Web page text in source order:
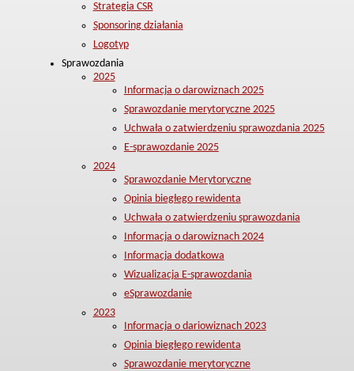
Strategia CSR
Sponsoring działania
Logotyp
Sprawozdania
2025
Informacja o darowiznach 2025
Sprawozdanie merytoryczne 2025
Uchwała o zatwierdzeniu sprawozdania 2025
E-sprawozdanie 2025
2024
Sprawozdanie Merytoryczne
Opinia biegłego rewidenta
Uchwała o zatwierdzeniu sprawozdania
Informacja o darowiznach 2024
Informacja dodatkowa
Wizualizacja E-sprawozdania
eSprawozdanie
2023
Informacja o dariowiznach 2023
Opinia biegłego rewidenta
Sprawozdanie merytoryczne